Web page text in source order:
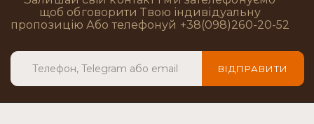
щоб обговорити Твою індивідуальну
пропозицію Або телефонуй +38(098)260-20-52
ВІДПРАВИТИ